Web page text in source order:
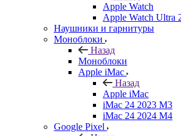
Apple Watch
Apple Watch Ultra
Наушники и гарнитуры
Моноблоки
Назад
Моноблоки
Apple iMac
Назад
Apple iMac
iMac 24 2023 M3
iMac 24 2024 M4
Google Pixel